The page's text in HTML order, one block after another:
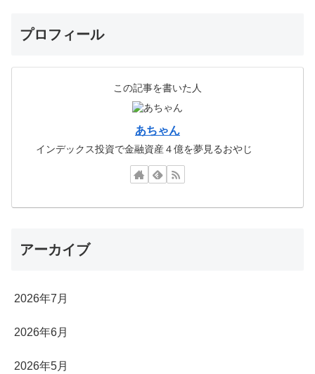
プロフィール
この記事を書いた人
あちゃん
インデックス投資で金融資産４億を夢見るおやじ
アーカイブ
2026年7月
2026年6月
2026年5月